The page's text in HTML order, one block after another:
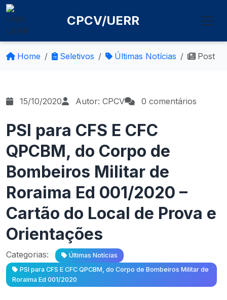
CPCV/UERR
Home Seletivos Últimas Notícias Post
15/10/2020 Autor: CPCV 0 comentários
PSI para CFS E CFC
QPCBM, do Corpo de
Bombeiros Militar de
Roraima Ed 001/2020 –
Cartão do Local de Prova e
Orientações
Categorias:
Últimas Notícias
PSI para CFS E CFC QPCBM, do Corpo de Bombeiros Militar de
Roraima Ed 001/2020